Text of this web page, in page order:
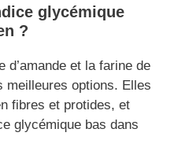
glycémique
?
d’amande et la farine de
meilleures options. Elles
fibres et protides, et
glycémique bas dans